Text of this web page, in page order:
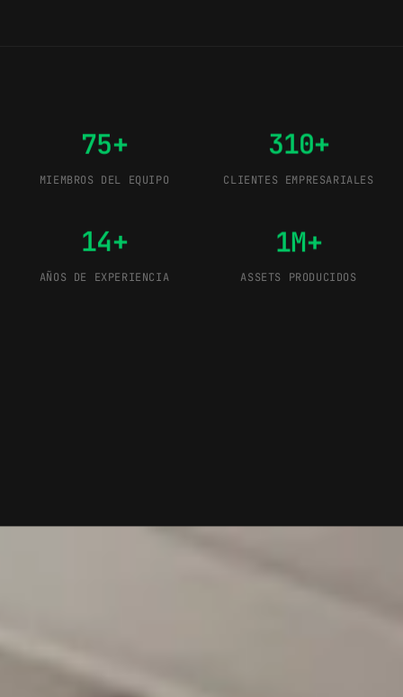
75+
MIEMBROS DEL EQUIPO
310+
CLIENTES EMPRESARIALES
14+
1M+
14+
AÑOS DE EXPERIENCIA
14+
1M+
1M+
ASSETS PRODUCIDOS